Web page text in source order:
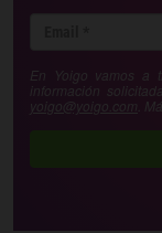
En Yoigo vamos a
información
yoigo@yoigo.com .